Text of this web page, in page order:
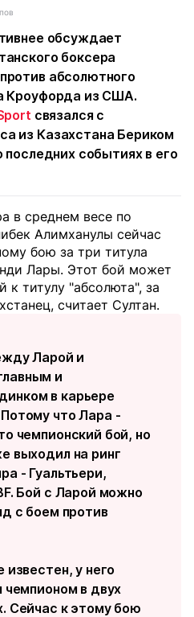
обсуждает
боксера
абсолютного
Кроуфорда из США.
связался с
из Казахстана Бериком
последних событиях в его
в среднем весе по
Алимханулы сейчас
бою за три титула
Лары. Этот бой может
к титулу "абсолюта", за
считает Султан.
Ларой и
и
в карьере
что Лара -
чемпионский бой, но
выходил на ринг
- Гуальтьери,
Бой с Ларой можно
с боем против
известен, у него
чемпионом в двух
Сейчас к этому бою